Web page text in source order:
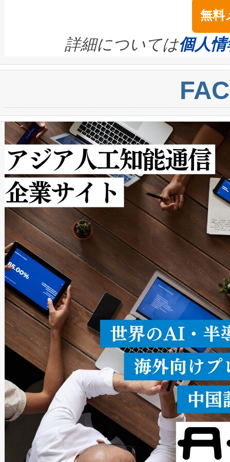
きます。この効率性は、フェ
ます。 Voltaiq provides a
quality and reliability for AI
BESS stack to ensure battery
centers. Voltaiqは、ai&のAI
からシステム統合、試運転、
クルの各段階のデータを監視
[…]
イズの小径化を実現すること
す。ノーマルモードでは、
ートル先まで検出でき、これ
トに対して約600メートルに
では、反射率10％のターゲッ
で向上し、最大検知距離は
ットだけで最大1キロメート
ルの変電所周囲を監視でき、
作業と点群処理を簡素化でき
Avia 2は、2種類のFOVオプシ
× 80°のノーマルモード、長
ードを切り替えて使用するこ
ることなく、単一のデバイス
うにします。遠距離まで届く
密度なスキャ […]
無料
詳細については個人